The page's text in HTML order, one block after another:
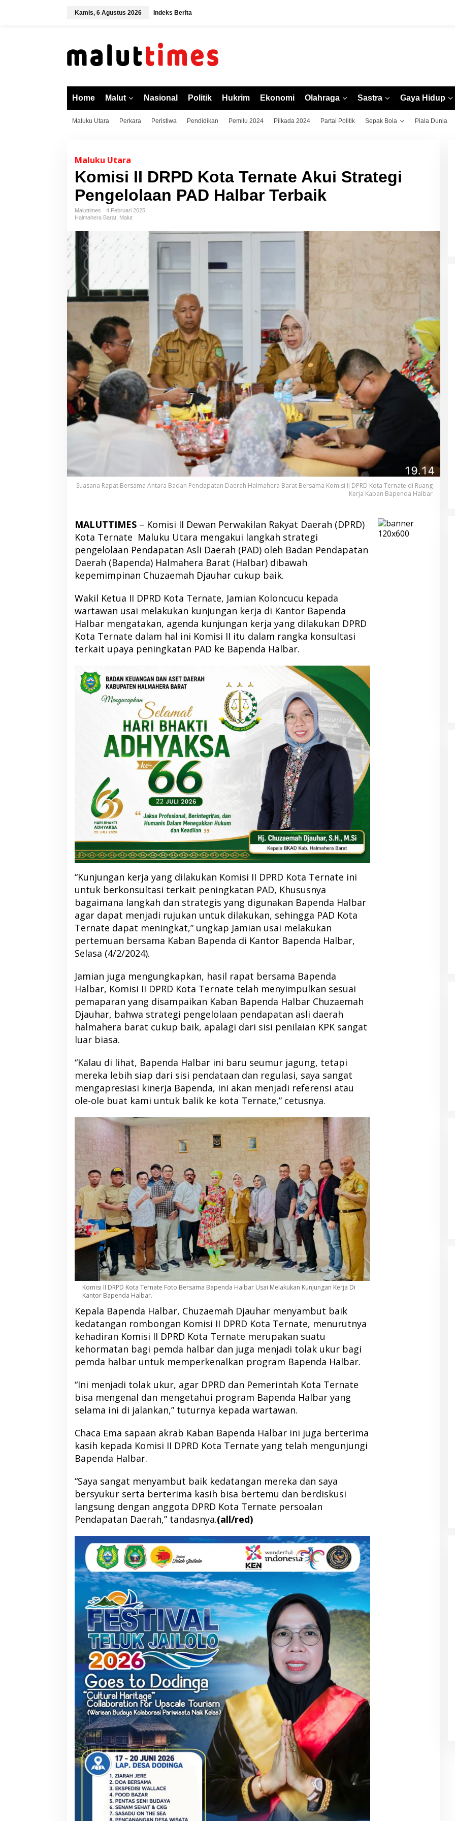
Kamis, 6 Agustus 2026 Indeks Berita
Home Malut Nasional Politik Hukrim Ekonomi Olahraga Sastra Gaya Hidup
Maluku Utara Perkara Peristiwa Pendidikan Pemilu 2024 Pilkada 2024 Partai Politik Sepak Bola Piala Dunia
Maluku Utara
Komisi II DRPD Kota Ternate Akui Strategi
Pengelolaan PAD Halbar Terbaik
Maluttimes
4 Februari 2025
Halmahera Barat Malut
Suasana Rapat Bersama Antara Badan Pendapatan Daerah Halmahera Barat Bersama Komisi II DPRD Kota Ternate di Ruang
Kerja Kaban Bapenda Halbar
MALUTTIMES – Komisi II Dewan Perwakilan Rakyat Daerah (DPRD)
Kota Ternate Maluku Utara mengakui langkah strategi
pengelolaan Pendapatan Asli Daerah (PAD) oleh Badan Pendapatan
Daerah (Bapenda) Halmahera Barat (Halbar) dibawah
kepemimpinan Chuzaemah Djauhar cukup baik.
Wakil Ketua II DPRD Kota Ternate, Jamian Koloncucu kepada
wartawan usai melakukan kunjungan kerja di Kantor Bapenda
Halbar mengatakan, agenda kunjungan kerja yang dilakukan DPRD
Kota Ternate dalam hal ini Komisi II itu dalam rangka konsultasi
terkait upaya peningkatan PAD ke Bapenda Halbar.
“Kunjungan kerja yang dilakukan Komisi II DPRD Kota Ternate ini
untuk berkonsultasi terkait peningkatan PAD, Khususnya
bagaimana langkah dan strategis yang digunakan Bapenda Halbar
agar dapat menjadi rujukan untuk dilakukan, sehingga PAD Kota
Ternate dapat meningkat,” ungkap Jamian usai melakukan
pertemuan bersama Kaban Bapenda di Kantor Bapenda Halbar,
Selasa (4/2/2024).
Jamian juga mengungkapkan, hasil rapat bersama Bapenda
Halbar, Komisi II DPRD Kota Ternate telah menyimpulkan sesuai
pemaparan yang disampaikan Kaban Bapenda Halbar Chuzaemah
Djauhar, bahwa strategi pengelolaan pendapatan asli daerah
halmahera barat cukup baik, apalagi dari sisi penilaian KPK sangat
luar biasa.
“Kalau di lihat, Bapenda Halbar ini baru seumur jagung, tetapi
mereka lebih siap dari sisi pendataan dan regulasi, saya sangat
mengapresiasi kinerja Bapenda, ini akan menjadi referensi atau
ole-ole buat kami untuk balik ke kota Ternate,” cetusnya.
Komisi II DRPD Kota Ternate Foto Bersama Bapenda Halbar Usai Melakukan Kunjungan Kerja Di
Kantor Bapenda Halbar.
Kepala Bapenda Halbar, Chuzaemah Djauhar menyambut baik
kedatangan rombongan Komisi II DPRD Kota Ternate, menurutnya
kehadiran Komisi II DPRD Kota Ternate merupakan suatu
kehormatan bagi pemda halbar dan juga menjadi tolak ukur bagi
pemda halbar untuk memperkenalkan program Bapenda Halbar.
“Ini menjadi tolak ukur, agar DPRD dan Pemerintah Kota Ternate
bisa mengenal dan mengetahui program Bapenda Halbar yang
selama ini di jalankan,” tuturnya kepada wartawan.
Chaca Ema sapaan akrab Kaban Bapenda Halbar ini juga berterima
kasih kepada Komisi II DPRD Kota Ternate yang telah mengunjungi
Bapenda Halbar.
“Saya sangat menyambut baik kedatangan mereka dan saya
bersyukur serta berterima kasih bisa bertemu dan berdiskusi
langsung dengan anggota DPRD Kota Ternate persoalan
Pendapatan Daerah,” tandasnya.(all/red)
DPP PKB Tunjuk Albert Hama
Pimpin DPC PKB Halbar Periode
2026-2031
Di Berita, Halmahera Barat, Politik
RSUD Tobelo Perluas Akses
Layanan Jantung Anak, Didukung
Alat Echocardiography Bantuan
NHM